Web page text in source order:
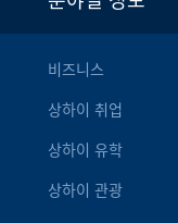
비즈니스
상하이 취업
상하이 유학
상하이 관광